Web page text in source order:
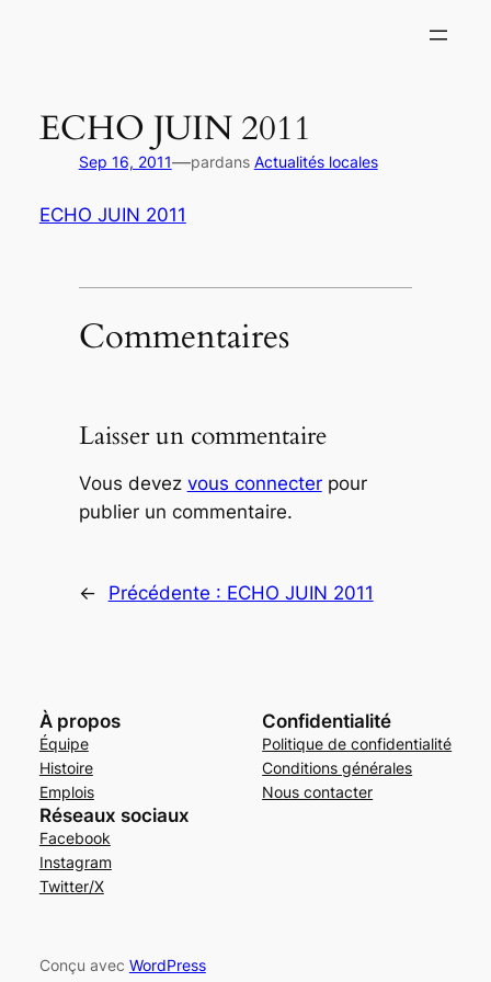
ECHO JUIN 2011
Sep 16, 2011—pardans Actualités locales
ECHO JUIN 2011
Commentaires
Laisser un commentaire
Vous devez vous connecterpour
publier un commentaire.
← Précédente : ECHO JUIN 2011
À propos
Équipe
Histoire
Emplois
Confidentialité
Politique de confidentialité
Conditions générales
Nous contacter
Réseaux sociaux
Facebook
Instagram
Twitter/X
Conçu avec WordPress